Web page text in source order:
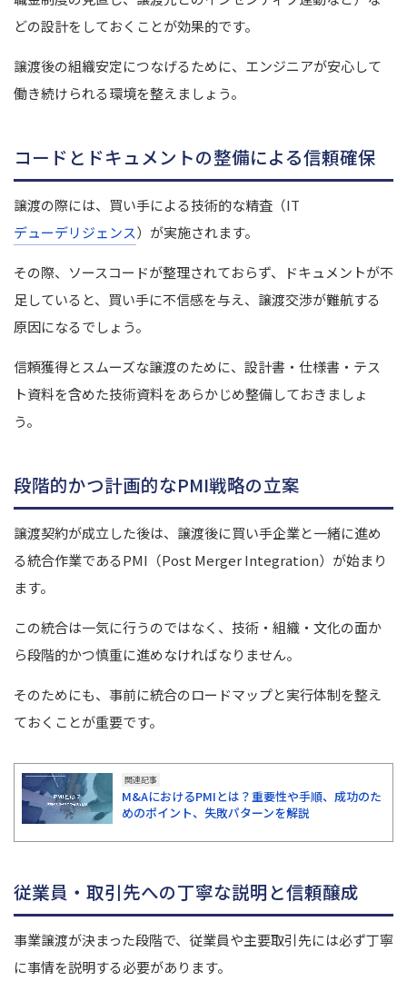
どの設計をしておくことが効果的です。
譲渡後の組織安定につなげるために、エンジニアが安心して
働き続けられる環境を整えましょう。
コードとドキュメントの整備による信頼確保
譲渡の際には、買い手による技術的な精査（IT
デューデリジェンス）が実施されます。
その際、ソースコードが整理されておらず、ドキュメントが不
足していると、買い手に不信感を与え、譲渡交渉が難航する
原因になるでしょう。
信頼獲得とスムーズな譲渡のために、設計書・仕様書・テス
ト資料を含めた技術資料をあらかじめ整備しておきましょ
う。
段階的かつ計画的なPMI戦略の立案
譲渡契約が成立した後は、譲渡後に買い手企業と一緒に進め
る統合作業であるPMI（Post Merger Integration）が始まり
ます。
この統合は一気に行うのではなく、技術・組織・文化の面か
ら段階的かつ慎重に進めなければなりません。
そのためにも、事前に統合のロードマップと実行体制を整え
ておくことが重要です。
関連記事
M&AにおけるPMIとは？重要性や手順、成功のた
めのポイント、失敗パターンを解説
従業員・取引先への丁寧な説明と信頼醸成
事業譲渡が決まった段階で、従業員や主要取引先には必ず丁寧
に事情を説明する必要があります。